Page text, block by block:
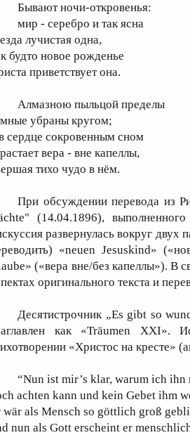
Бывают ночи-откровенья:
мир - серебро и так ясна
лучистая одна,
будто новое рожденье
приветствует она.
Алмазною пыльцой пределы
убраны кругом;
сердце сокровенным сном
вера - вне капеллы,
тихо чудо в нём.
При обсуждении перевода из
(14.04.1896),
развернулась вокруг двух
«neuen Jesuskind»
(«вера вне/без капеллы»). В
оригинального текста и
Десятистрочник „Es gibt so
как «Träumen XXI».
«Христос на кресте»
“Nun ist mir’s klar, warum ich
achten kann und kein Gebet ihm
wär als Mensch so göttlich groß
nun als Gott erscheint er